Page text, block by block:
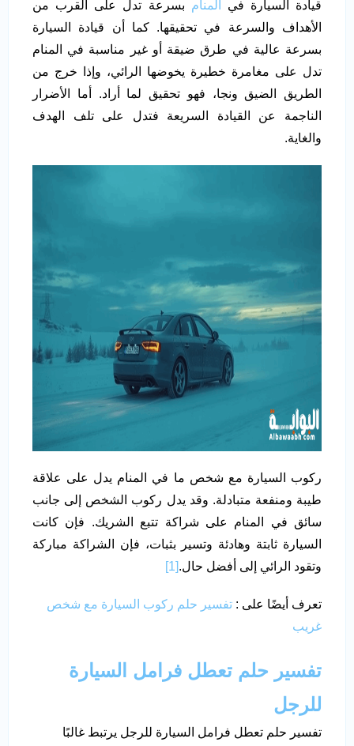
قيادة السيارة في المنام بسرعة تدل على القرب من
الأهداف والسرعة في تحقيقها. كما أن قيادة السيارة
بسرعة عالية في طرق ضيقة أو غير مناسبة في المنام
تدل على مغامرة خطيرة يخوضها الرائي، وإذا خرج من
الطريق الضيق ونجا، فهو تحقيق لما أراد. أما الأضرار
الناجمة عن القيادة السريعة فتدل على تلف الهدف
والغاية.
ركوب السيارة مع شخص ما في المنام يدل على علاقة
طيبة ومنفعة متبادلة. وقد يدل ركوب الشخص إلى جانب
سائق في المنام على شراكة تتبع الشريك. فإن كانت
السيارة ثابتة وهادئة وتسير بثبات، فإن الشراكة مباركة
وتقود الرائي إلى أفضل حال.[1]
تعرف أيضًا على : تفسير حلم ركوب السيارة مع شخص
غريب
تفسير حلم تعطل فرامل السيارة
للرجل
تفسير حلم تعطل فرامل السيارة للرجل يرتبط غالبًا